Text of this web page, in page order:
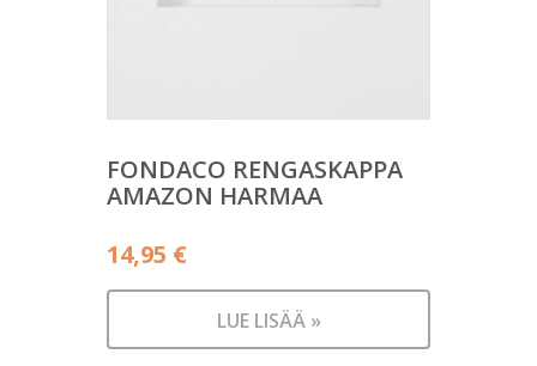
FONDACO RENGASKAPPA
AMAZON HARMAA
14,95 €
LUE LISÄÄ »